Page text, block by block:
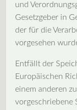
und
Gesetzgeber in
der für die
vorgesehen
Entfällt der
Europäischen
einem anderen
vorgeschriebene